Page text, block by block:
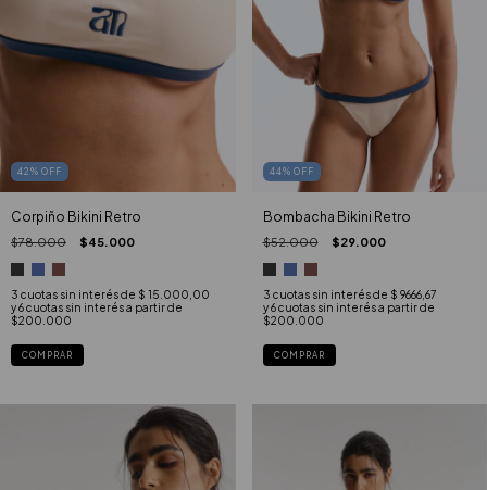
42 % OFF
Corpiño Bikini Retro
$78.000 $45.000
3 cuotas sin interés de $ 15.000,00
COMPRAR
44% OFF
Bombacha Bikini Retro
$52.000 $29.000
3 cuotas sin interés de $ 9666,67
COMPRAR